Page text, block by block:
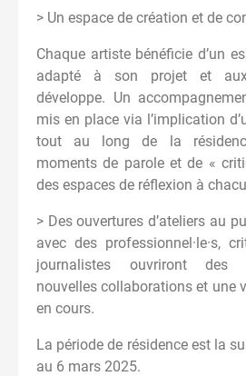
> Un espace de création et de
Chaque artiste bénéficie d’un
adapté à son projet et aux
développe. Un
mis en place via l’implication
tout au long de la
moments de parole et de «
des espaces de réflexion à
> Des ouvertures d’ateliers au
avec des professionnel·le·s,
journalistes ouvriront des
nouvelles collaborations et une
en cours.
La période de résidence est la
au 6 mars 2025.